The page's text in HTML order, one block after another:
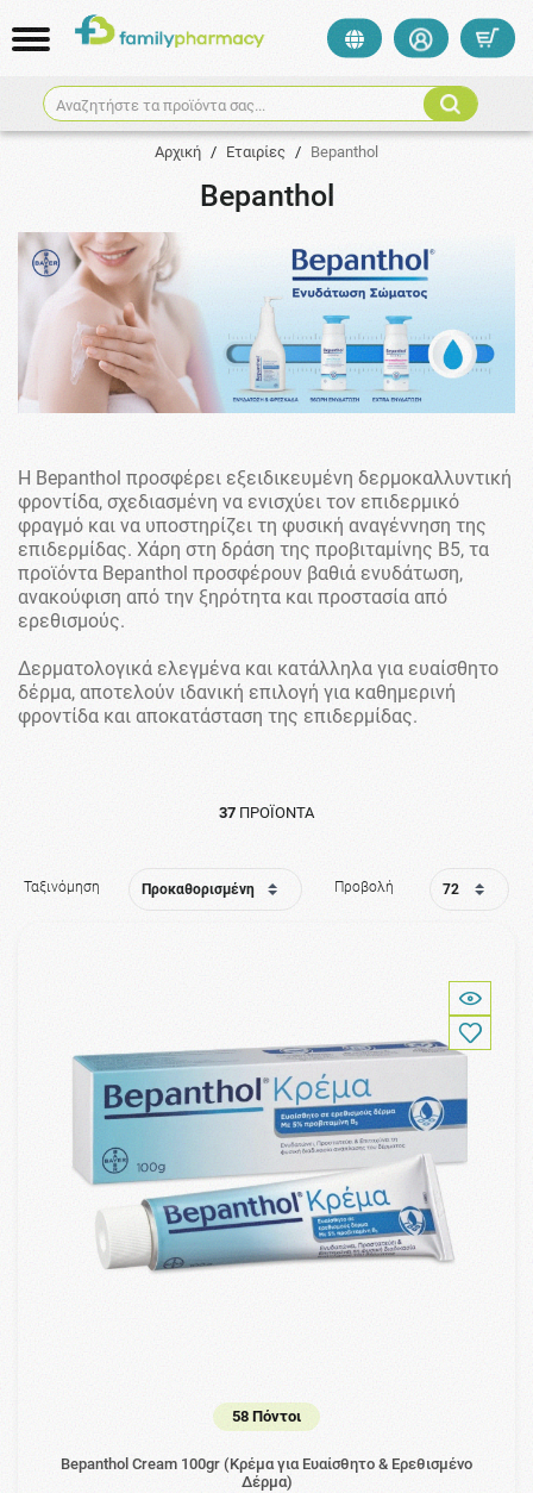
Αναζητήστε τα προϊόντα σας...
Αρχική / Εταιρίες / Bepanthol
Bepanthol
Η Bepanthol προσφέρει εξειδικευμένη δερμοκαλλυντική
φροντίδα, σχεδιασμένη να ενισχύει τον επιδερμικό
φραγμό και να υποστηρίζει τη φυσική αναγέννηση της
επιδερμίδας. Χάρη στη δράση της προβιταμίνης Β5, τα
προϊόντα Bepanthol προσφέρουν βαθιά ενυδάτωση,
ανακούφιση από την ξηρότητα και προστασία από
ερεθισμούς.
Δερματολογικά ελεγμένα και κατάλληλα για ευαίσθητο
δέρμα, αποτελούν ιδανική επιλογή για καθημερινή
φροντίδα και αποκατάσταση της επιδερμίδας.
37 ΠΡΟΪΌΝΤΑ
Ταξινόμηση Προβολή
58 Πόντοι
Bepanthol Cream 100gr (Κρέμα για Ευαίσθητο & Ερεθισμένο
Δέρμα)